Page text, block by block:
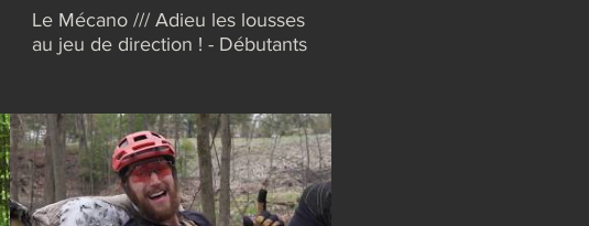
Le Mécano /// Adieu les lousses
au jeu de direction ! - Débutants